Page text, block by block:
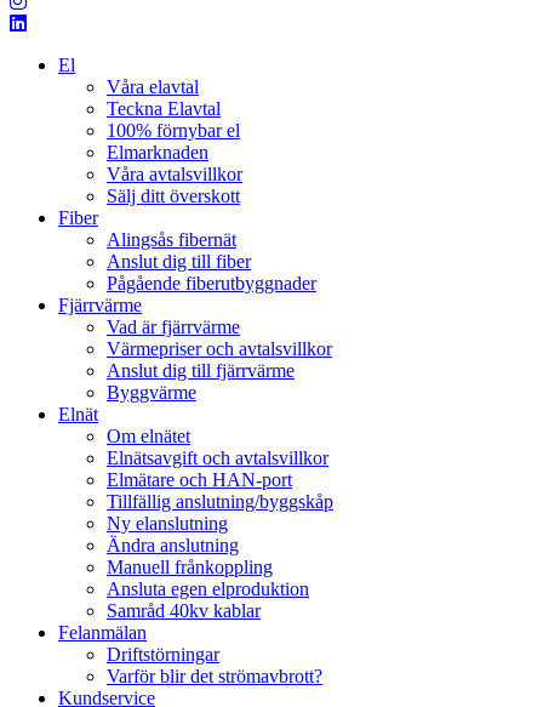
El
Våra elavtal
Teckna Elavtal
100% förnybar el
Elmarknaden
Våra avtalsvillkor
Sälj ditt överskott
Fiber
Alingsås fibernät
Anslut dig till fiber
Pågående fiberutbyggnader
Fjärrvärme
Vad är fjärrvärme
Värmepriser och avtalsvillkor
Anslut dig till fjärrvärme
Byggvärme
Elnät
Om elnätet
Elnätsavgift och avtalsvillkor
Elmätare och HAN-port
Tillfällig anslutning/byggskåp
Ny elanslutning
Ändra anslutning
Manuell frånkoppling
Ansluta egen elproduktion
Samråd 40kv kablar
Felanmälan
Driftstörningar
Varför blir det strömavbrott?
Kundservice